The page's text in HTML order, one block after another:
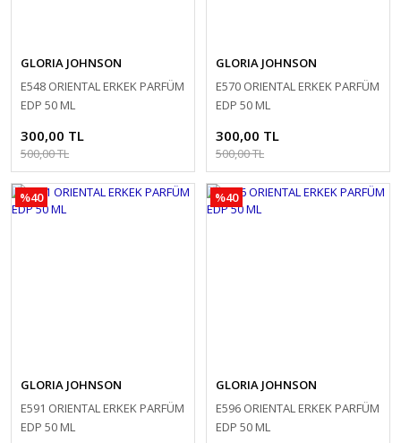
GLORIA JOHNSON
E548 ORIENTAL ERKEK PARFÜM
EDP 50 ML
300,00 TL
500,00 TL
GLORIA JOHNSON
E570 ORIENTAL ERKEK PARFÜM
EDP 50 ML
300,00 TL
500,00 TL
%40
GLORIA JOHNSON
E591 ORIENTAL ERKEK PARFÜM
EDP 50 ML
%40
GLORIA JOHNSON
E596 ORIENTAL ERKEK PARFÜM
EDP 50 ML